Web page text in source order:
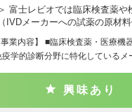
富士レビオでは臨床検査薬
IVDメーカーへの試薬の原材
事業内容】 ■臨床検査薬・医療
疫学的診断分野に特化している
興味あり